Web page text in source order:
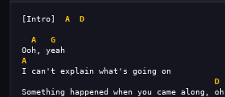
[Intro] A D
A
G
Ooh, yeah
A
I can't explain what's going on
D
Something happened when you came along, oh